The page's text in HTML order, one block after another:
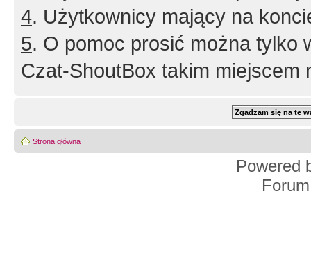
4. Użytkownicy mający na
5. O pomoc prosić można tylko
Czat-ShoutBox takim miejscem
Strona główna
Powered